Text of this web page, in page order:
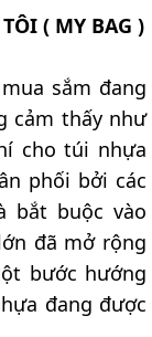
( MY BAG )
sắm đang
cảm thấy như
cho túi nhựa
phối bởi các
bắt buộc vào
đã mở rộng
bước hướng
đang được